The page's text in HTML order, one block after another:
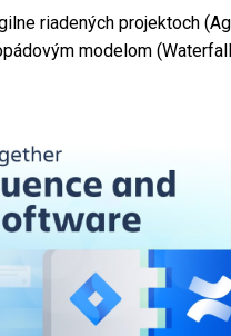
riadených projektoch
modelom